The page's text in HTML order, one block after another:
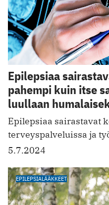
Epilepsiaa
pahempi kuin itse
luullaan
Epilepsiaa sairastavat
terveyspalveluissa ja
5.7.2024
EPILEPSIALÄÄKKEET